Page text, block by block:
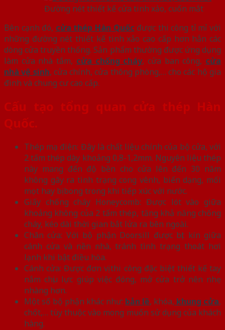
Đường nét thiết kế cửa tinh xảo, cuốn mắt
Bên cạnh đó, cửa thép Hàn Quốc được thi công tỉ mỉ với
những đường nét thiết kế tinh xảo cao cấp hơn hẳn các
dòng cửa truyền thống. Sản phẩm thường được ứng dụng
làm cửa nhà tắm, cửa chống cháy, cửa ban công, cửa
nhà vệ sinh, cửa chính, cửa thông phòng,… cho các hộ gia
đình và chung cư cao cấp.
Cấu tạo tổng quan cửa thép Hàn
Quốc.
Thép mạ điện: Đây là chất liệu chính của bộ cửa, với
2 tấm thép dày khoảng 0,8-1,2mm. Nguyên liệu thép
này mang đến độ bền cho cửa lên đến 30 năm
không gây ra tình trạng cong vênh, biến dạng, mối
mọt hay bị bong trong khi tiếp xúc với nước.
Giấy chống cháy Honeycomb: Được lót vào giữa
khoảng không của 2 tấm thép, tăng khả năng chống
cháy, kéo dài thời gian bắt lửa ra bên ngoài.
Chân cửa: Với bộ phận Doorsill được bịt kín giữa
cánh cửa và nền nhà, tránh tình trạng thoát hơi
lạnh khi bật điều hòa.
Cánh cửa: Được đơn vị thi công đặc biệt thiết kế tay
nắm chịu lực giúp việc đóng, mở cửa trở nên nhẹ
nhàng hơn.
Một số bộ phận khác như: bản lề, khóa, khung cửa,
chốt,… tùy thuộc vào mong muốn sử dụng của khách
hàng.